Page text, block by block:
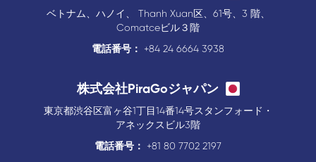
ベトナム、ハノイ、 Thanh Xuan区、61号、3 階、
Comatceビル３階
電話番号：
+84 24 6664 3938
株式会社PiraGoジャパン
東京都渋谷区富ヶ谷1丁目14番14号スタンフォード・
アネックスビル3階
電話番号：
+81 80 7702 2197